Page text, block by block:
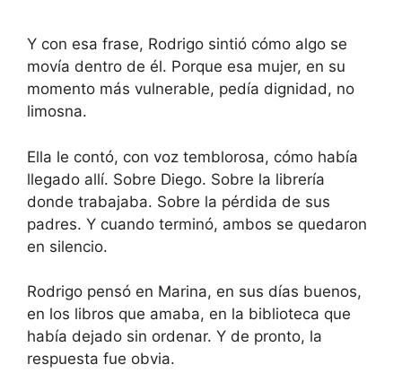
Y con esa frase, Rodrigo sintió cómo algo se
movía dentro de él. Porque esa mujer, en su
momento más vulnerable, pedía dignidad, no
limosna.
Ella le contó, con voz temblorosa, cómo había
llegado allí. Sobre Diego. Sobre la librería
donde trabajaba. Sobre la pérdida de sus
padres. Y cuando terminó, ambos se quedaron
en silencio.
Rodrigo pensó en Marina, en sus días buenos,
en los libros que amaba, en la biblioteca que
había dejado sin ordenar. Y de pronto, la
respuesta fue obvia.